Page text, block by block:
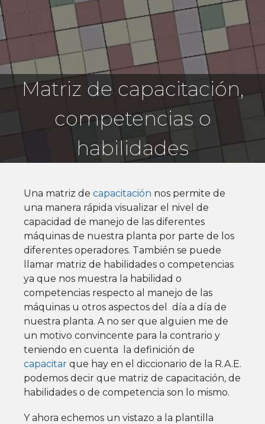
Matriz de capacitación,
competencias o
habilidades
Una matriz de capacitación nos permite de
una manera rápida visualizar el nivel de
capacidad de manejo de las diferentes
máquinas de nuestra planta por parte de los
diferentes operadores. También se puede
llamar matriz de habilidades o competencias
ya que nos muestra la habilidad o
competencias respecto al manejo de las
máquinas u otros aspectos del día a día de
nuestra planta. A no ser que alguien me de
un motivo convincente para la contrario y
teniendo en cuenta la definición de
capacitar que hay en el diccionario de la R.A.E.
podemos decir que matriz de capacitación, de
habilidades o de competencia son lo mismo.
Y ahora echemos un vistazo a la plantilla